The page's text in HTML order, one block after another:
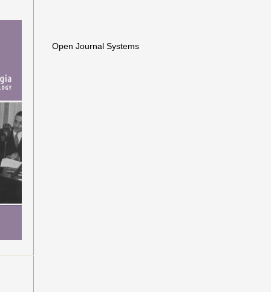
Open Journal Systems